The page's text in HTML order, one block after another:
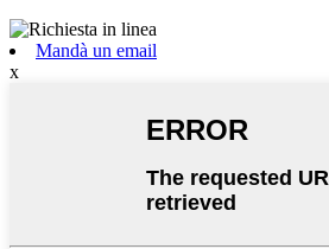
Mandà un email
x